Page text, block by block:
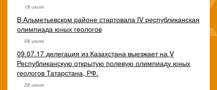
18 июля
В Альметьевском районе стартовала IV республиканская
олимпиада юных геологов
08 июля
09.07.17 делегация из Казахстана выезжает на V
Республиканскую открытую полевую олимпиаду юных
геологов Татарстана, РФ.
28 июня